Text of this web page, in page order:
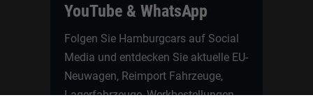
YouTube & WhatsApp
Folgen Sie Hamburgcars auf Social
Media und entdecken Sie aktuelle EU-
Neuwagen, Reimport Fahrzeuge,
Lagerfahrzeuge, Werkbestellungen,